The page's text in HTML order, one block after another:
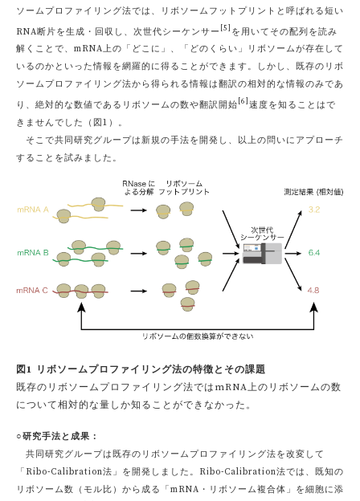
ソームプロファイリング法では、リボソームフットプリントと呼ばれる短い
RNA断片を生成・回収し、次世代シーケンサー [5] を用いてその配列を読み
解くことで、mRNA上の「どこに」、「どのくらい」リボソームが存在して
いるのかといった情報を網羅的に得ることができます。しかし、既存のリボ
ソームプロファイリング法から得られる情報は翻訳の相対的な情報のみであ
り、絶対的な数値であるリボソームの数や翻訳開始 [6] 速度を知ることはで
きませんでした（図1）。
そこで共同研究グループは新規の手法を開発し、以上の問いにアプローチ
することを試みました。
図1 リボソームプロファイリング法の特徴とその課題
既存のリボソームプロファイリング法ではmRNA上のリボソームの数
について相対的な量しか知ることができなかった。
○研究手法と成果：
共同研究グループは既存のリボソームプロファイリング法を改変して
「Ribo-Calibration法」を開発しました。Ribo-Calibration法では、既知の
リボソーム数（モル比）から成る「mRNA・リボソーム複合体」を細胞に添